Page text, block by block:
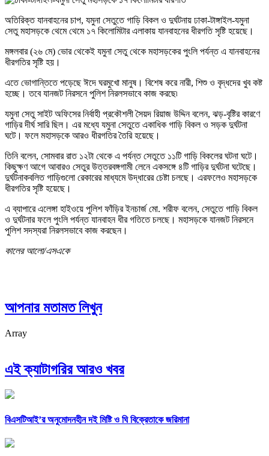
অতিরিক্ত যানবাহনের চাপ, যমুনা সেতুতে গাড়ি বিকল ও দুর্ঘটনায় ঢাকা-টাঙ্গাইল-যমুনা
সেতু মহাসড়কে থেমে থেমে ১৭ কিলোমিটার এলাকায় যানবাহনের ধীরগতি সৃ‌ষ্টি হয়েছে।
মঙ্গলবার (২৬ মে) ভোর থেকেই যমুনা সেতু থেকে মহাসড়কের পুংলি পর্যন্ত এ যানবাহনের
ধীরগতির সৃষ্টি হয়।
এতে ভোগান্তিতে পড়েছে ঈদে ঘরমুখো মানুষ। বিশেষ করে নারী, শিশু ও বৃদ্ধদের খুব কষ্ট
হচ্ছে। তবে যানজট নিরসনে পুলিশ নিরলসভাবে কাজ করছে৷
যমুনা সেতু সাইট অফিসের নির্বাহী প্রকৌশলী সৈয়দ রিয়াজ উদ্দিন বলেন, ঝড়-বৃষ্টির কারণে
গাড়ির দীর্ঘ সারি ছিল। এর মধ্যে যমুনা সেতুতে একাধিক গাড়ি বিকল ও সড়ক দুর্ঘটনা
ঘটে। ফলে মহাসড়কে আরও ধীরগতির তৈরি হয়েছে।
তিনি বলেন, সোমবার রাত ১২টা থেকে এ পর্যন্ত সেতুতে ১১টি গাড়ি বিকলের ঘটনা ঘটে।
কিছুক্ষণ আগে আবারও সেতুর উত্তরবঙ্গগামী লেনে একসঙ্গে ৪টি গাড়ির দুর্ঘটনা ঘটেছে।
দুর্ঘটনাকবলিত গাড়িগুলো রেকারের মাধ্যমে উদ্ধারের চেষ্টা চলছে। এরফলেও মহাসড়কে
ধীরগতির সৃষ্টি হয়েছে।
এ ব্যাপারে এলেঙ্গা হাইওয়ে পুলিশ ফাঁড়ির ইনচার্জ মো. শরীফ বলেন, সেতুতে গাড়ি বিকল
ও দুর্ঘটনার ফলে পুংলি পর্যন্ত যানবাহন ধীর গতিতে চলছে। মহাসড়কে যানজট নিরসনে
পুলিশ সদস্যরা নিরলসভাবে কাজ করছেন।
কালের আলো/এসএকে
আপনার মতামত লিখুন
Array
এই ক্যাটাগরির আরও খবর
বিএসটিআই’র অনুমোদনহীন দই মিষ্টি ও ঘি বিক্রেতাকে জরিমানা